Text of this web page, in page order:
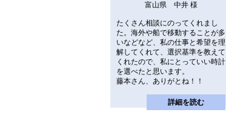
富山県 中井 様
たくさん相談にのってくれまし
た。海外や船で移動することが多
いなどなど、私の仕事と希望を理
解してくれて、選択基準を教えて
くれたので、私にとっていい時計
を選べたと思います。
藤本さん、ありがとね！！
詳細を読む